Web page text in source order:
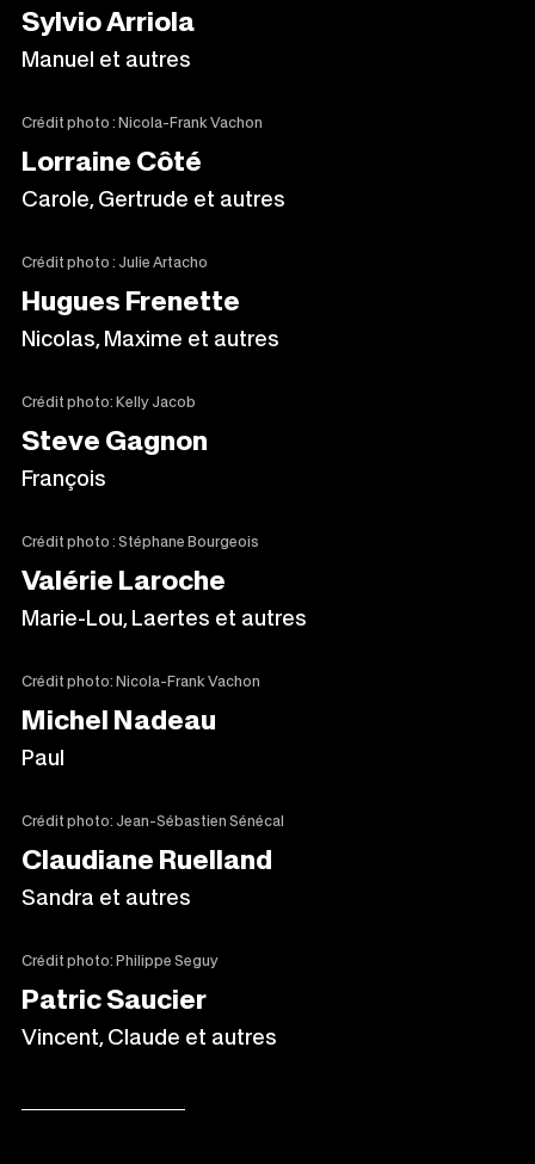
Sylvio Arriola
Manuel et autres
Crédit photo : Nicola-Frank Vachon
Lorraine Côté
Carole, Gertrude et autres
Crédit photo : Julie Artacho
Hugues Frenette
Nicolas, Maxime et autres
Crédit photo: Kelly Jacob
Steve Gagnon
François
Crédit photo : Stéphane Bourgeois
Valérie Laroche
Marie-Lou, Laertes et autres
Crédit photo: Nicola-Frank Vachon
Michel Nadeau
Paul
Crédit photo: Jean-Sébastien Sénécal
Claudiane Ruelland
Sandra et autres
Crédit photo: Philippe Seguy
Patric Saucier
Vincent, Claude et autres